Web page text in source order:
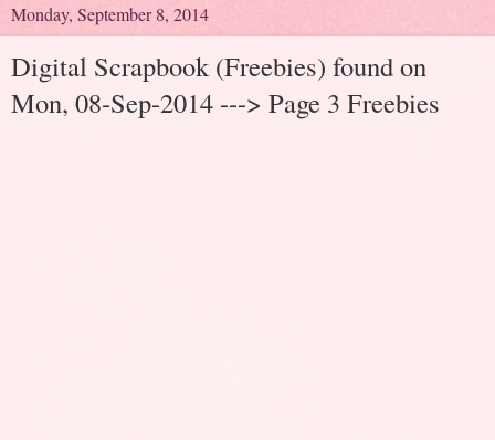
Monday, September 8, 2014
Digital Scrapbook (Freebies) found on
Mon, 08-Sep-2014 ---> Page 3 Freebies